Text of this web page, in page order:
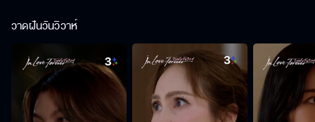
วาดฝันวันวิวาห์